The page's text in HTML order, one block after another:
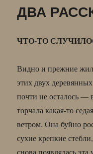
ДВА
ЧТО-ТО
Видно и прежние
этих двух
почти не осталось
торчала какая-то
ветром. Она буйно
сухие крепкие
снова появлялась